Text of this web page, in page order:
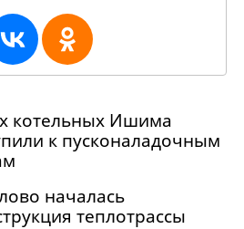
котельных Ишима
к пусконаладочным
началась
теплотрассы